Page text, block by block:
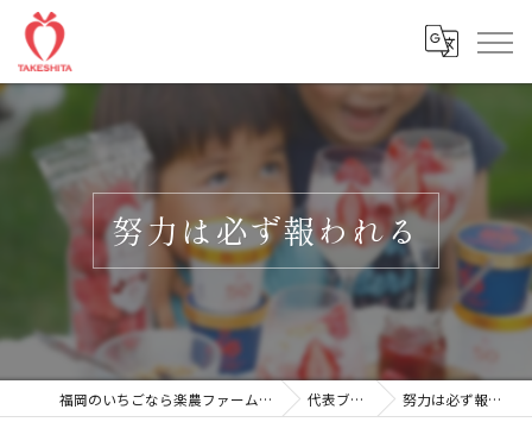
努力は必ず報われる
福岡のいちごなら楽農ファームたけした 代表ブログ 努力は必ず報われる